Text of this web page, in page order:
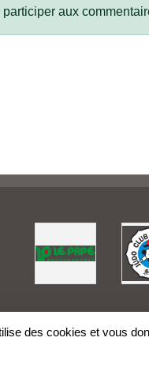
aux
des cookies et vous